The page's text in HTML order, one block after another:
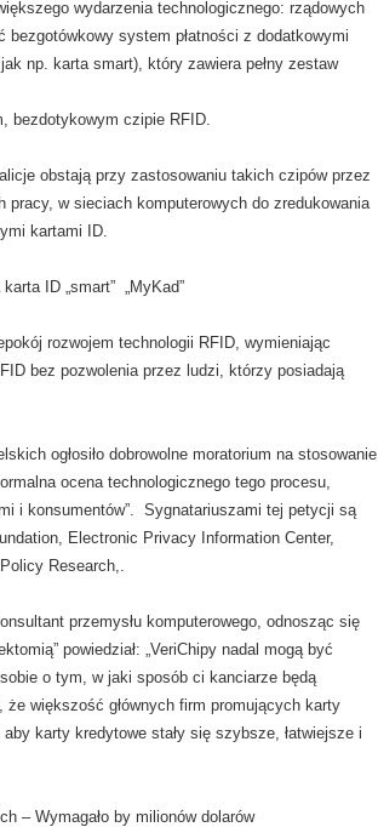
wydarzenia technologicznego: rządowych
bezgotówkowy system płatności z dodatkowymi
np. karta smart), który zawiera pełny zestaw
bezdotykowym czipie RFID.
obstają przy zastosowaniu takich czipów przez
w sieciach komputerowych do zredukowania
kartami ID.
ID „smart” „MyKad”
rozwojem technologii RFID, wymieniając
bez pozwolenia przez ludzi, którzy posiadają
ogłosiło dobrowolne moratorium na stosowanie
ocena technologicznego tego procesu,
i konsumentów”. Sygnatariuszami tej petycji są
Electronic Privacy Information Center,
Research,.
przemysłu komputerowego, odnosząc się
powiedział: „VeriChipy nadal mogą być
o tym, w jaki sposób ci kanciarze będą
większość głównych firm promujących karty
karty kredytowe stały się szybsze, łatwiejsze i
– Wymagało by milionów dolarów